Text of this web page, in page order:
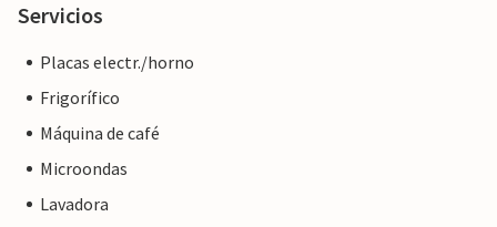
Servicios
Placas electr./horno
Frigorífico
Máquina de café
Microondas
Lavadora